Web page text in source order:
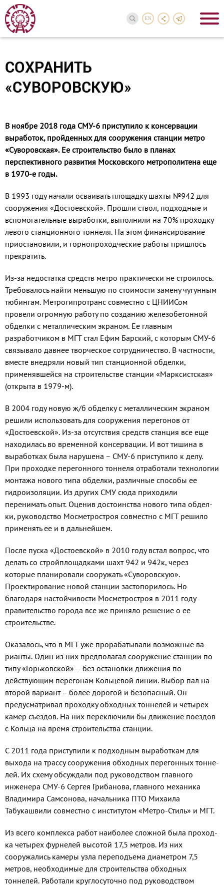
EN
СОХРАНИТЬ
«СУВОРОВСКУЮ»
В ноябре 2018 года СМУ-6 приступило к консервации
выработок, пройденных для сооружения станции метро
«Суворовская». Ее строительство было в планах
перспективного развития Московского метрополитена еще
в 1970-е годы.
В 1993 году начали осваивать площадку шахты №942 для
сооружения «Достоев­ской». Прошли ствол, подходные и
вспомогательные выработки, выполнили на 70% проходку
ле­вого станционного тоннеля. На этом финансирование
приоста­новили, и горнопроходческие ра­боты пришлось
прекратить.
Из-за недостатка средств ме­тро практически не строилось.
Требовалось найти меньшую по стоимости замену чугунным
тю­бингам. Метрогипротранс со­вместно с ЦНИИСом
провели огромную работу по созданию железобетонной
обделки с ме­таллическим экраном. Ее глав­ным
разработчиком в МГТ стал Ефим Барский, с которым СМУ-6
связывало давнее творческое со­трудничество. В частности,
вме­сте внедряли новый тип станци­онной обделки,
применявшейся на строительстве станции «Марк­систская»
(открыта в 1979-м).
В 2004 году новую ж/б об­делку с металлическим экраном
решили использовать для соо­ружения перегонов от
«Достоев­ской». Из-за отсутствия средств станция все еще
находилась во временной консервации. И вот тишина в
выработках была на­рушена – СМУ-6 приступило к делу.
При проходке перегонно­го тоннеля отработали техноло­гии
монтажа нового типа обделки, различные способы ее
гидроизо­ляции. Из других СМУ сюда при­ходили
перенимать опыт. Оценив достоинства нового типа обдел­
ки, руководство Мосметростроя совместно с МГТ решило
приме­нять ее и в дальнейшем.
После пуска «Достоевской» в 2010 году встал вопрос, что
де­лать со стройплощадками шахт 942 и 942к, через
которые пла­нировали сооружать «Суворов­скую».
Проектирование но­вой станции застопорилось. Но
благодаря настойчивости Мос­метростроя в 2011 году
прави­тельство города все же приняло решение о ее
строительстве.
Оказалось, что в МГТ уже прорабатывали возможные ва­
рианты. Один из них предпола­гал сооружение станции по
типу «Горьковской» – без остановки движения по
действующим пе­регонам Кольцевой линии. Вы­бор пал на
второй вариант – бо­лее дорогой и безопасный. Он
предусматривал проходку обход­ных тоннелей и четырех
камер съездов. На них переключили бы движение поездов
с Кольца на время строительства станции.
С 2011 года приступили к подходным выработкам для
выхода на трассу сооружения обходных перегонных тонне­
лей. Их схему обсуждали под ру­ководством главного
инженера СМУ-6 Сергея Грибанова, главно­го механика
Владимира Самсо­нова, начальника ПТО Михаила
Табукашвили совместно с инсти­тутом «Метро-Стиль» и МГТ.
Из всего комплекса работ наиболее сложной была проход­
ка четырех фурнелей высотой 17,5 метров. Из них
сооружались камеры узла переподъема ди­аметром 7,5
метров, необходи­мые для строительства обходных
тоннелей. Работали круглосуточ­но под руководством